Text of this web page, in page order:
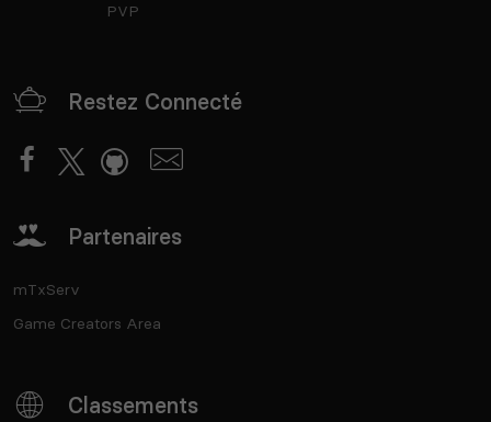
PVP
Restez Connecté
Partenaires
mTxServ
Game Creators Area
Classements